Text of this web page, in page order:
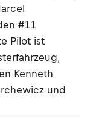
#11
Pilot ist
Kenneth
und